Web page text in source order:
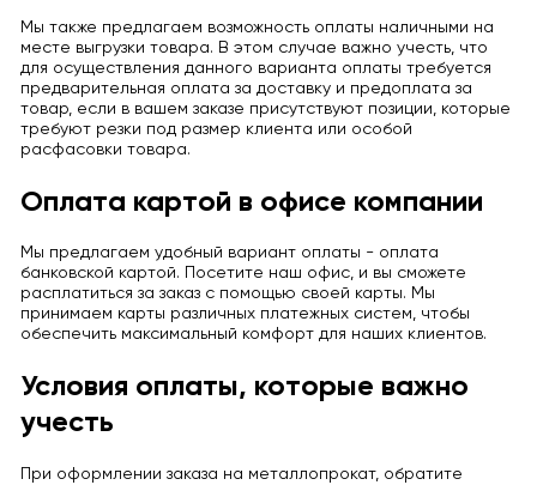
Мы также предлагаем возможность оплаты наличными на
месте выгрузки товара. В этом случае важно учесть, что
для осуществления данного варианта оплаты требуется
предварительная оплата за доставку и предоплата за
товар, если в вашем заказе присутствуют позиции, которые
требуют резки под размер клиента или особой
расфасовки товара.
Оплата картой в офисе компании
Мы предлагаем удобный вариант оплаты - оплата
банковской картой. Посетите наш офис, и вы сможете
расплатиться за заказ с помощью своей карты. Мы
принимаем карты различных платежных систем, чтобы
обеспечить максимальный комфорт для наших клиентов.
Условия оплаты, которые важно
учесть
При оформлении заказа на металлопрокат, обратите